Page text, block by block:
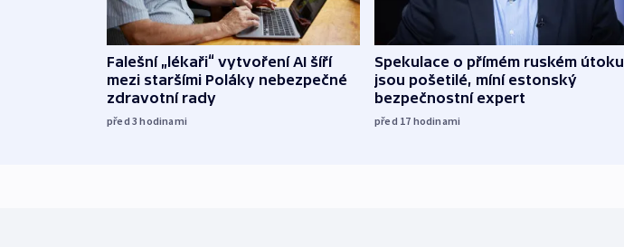
Falešní „lékaři“ vytvoření AI šíří
mezi staršími Poláky nebezpečné
zdravotní rady
před 3hodinami
Spekulace o přímém ruském útoku
jsou pošetilé, míní estonský
bezpečnostní expert
před 17 hodinami